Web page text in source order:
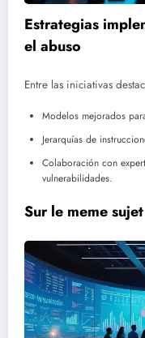
Estrategias
el abuso
Entre las iniciativas
Modelos mejorados
Jerarquías de
Colaboración con
vulnerabilidades.
Sur le meme sujet